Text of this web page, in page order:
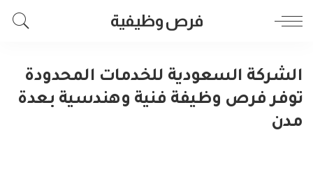
فرص وظيفية
الشركة السعودية للخدمات المحدودة
توفر فرص وظيفة فنية وهندسية بعدة
مدن